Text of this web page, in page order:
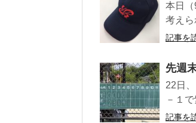
本日
考え
記事を
先週
22日
－１
記事を